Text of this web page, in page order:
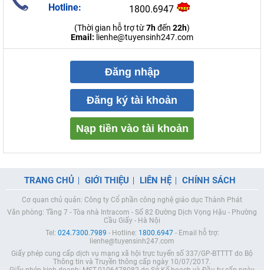
Hotline:
1800.6947
(Thời gian hỗ trợ từ7hđến 22h)
Email: lienhe@tuyensinh247.com
Đăng nhập
Đăng ký tài khoản
Nạp tiền vào tài khoản
TRANG CHỦ GIỚI THIỆU LIÊN HỆ CHÍNH SÁCH
Cơ quan chủ quản: Công ty Cổ phần công nghệ giáo dục Thành Phát
Văn phòng: Tầng 7 - Tòa nhà Intracom - Số 82 Đường Dịch Vọng Hậu - Phường
Cầu Giấy - Hà Nội
Tel: 024.7300.7989 - Hotline: 1800.6947- Email hỗ trợ:
lienhe@tuyensinh247.com
Giấy phép cung cấp dịch vụ mạng xã hội trực tuyến số 337/GP-BTTTT do Bộ
Thông tin và Truyền thông cấp ngày 10/07/2017.